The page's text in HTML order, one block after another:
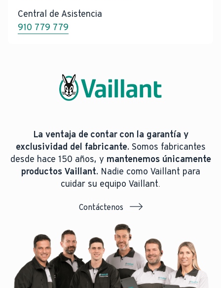
Central de Asistencia
910 779 779
La ventaja de contar con la garantía y
exclusividad del fabricante.Somos fabricantes
desde hace 150 años, y mantenemos únicamente
productos Vaillant.Nadie como Vaillant para
cuidar su equipo Vaillant.
Contáctenos